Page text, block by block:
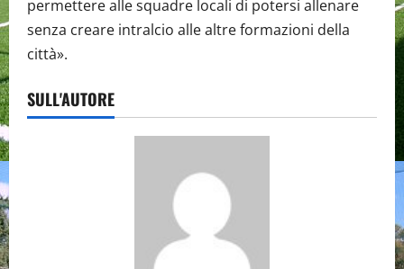
permettere alle squadre locali di potersi allenare
senza creare intralcio alle altre formazioni della
città».
SULL'AUTORE